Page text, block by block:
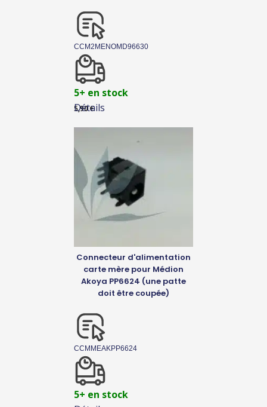
Détails
CCM2MENOMD96630
5+ en stock
5,90€
Connecteur d'alimentation
carte mère pour Médion
Akoya PP6624 (une patte
doit être coupée)
CCMMEAKPP6624
5+ en stock